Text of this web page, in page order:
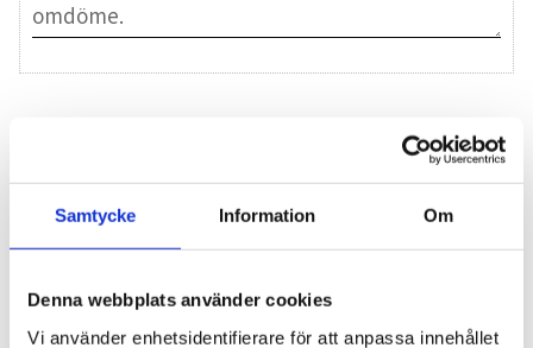
Samtycke Information Om
Denna webbplats använder cookies
Vi använder enhetsidentifierare för att anpassa innehållet
Blogg
7 juni 2026
Bläckfisk – en favorit i det asiatiska